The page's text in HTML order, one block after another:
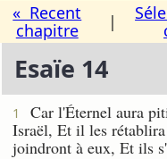
« Recent
chapitre
|
Esaïe 14
1
Car l'Éternel aura
Israël, Et il les rétablira
joindront à eux, Et ils